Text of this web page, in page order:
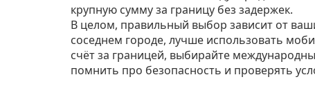
крупную сумму за границу без задержек.
В целом, правильный выбор зависит от
соседнем городе, лучше использовать
счёт за границей, выбирайте
помнить про безопасность и проверять